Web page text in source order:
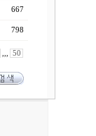
667
798
,,, 50